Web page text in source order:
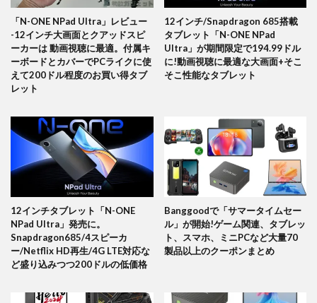
「N-ONE NPad Ultra」レビュー
-12インチ大画面とクアッドスピ
ーカーは 動画視聴に最適。付属キ
ーボードとカバーでPCライクに使
えて200ドル程度のお買い得タブ
レット
12インチ/Snapdragon 685搭載
タブレット「N-ONE NPad
Ultra」が期間限定で194.99ドル
に!動画視聴に最適な大画面+そこ
そこ性能なタブレット
12インチタブレット「N-ONE
NPad Ultra」発売に。
Snapdragon685/4スピーカ
ー/Netflix HD再生/4G LTE対応な
ど盛り込みつつ200ドルの低価格
Banggoodで「サマータイムセー
ル」が開始!ゲーム関連、タブレッ
ト、スマホ、ミニPCなど大量70
製品以上のクーポンまとめ